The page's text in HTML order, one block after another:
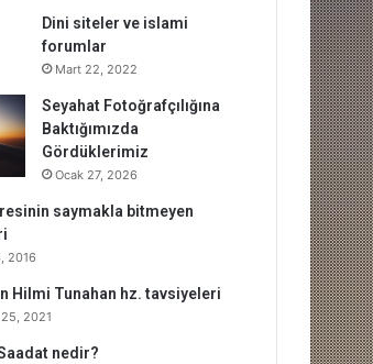
Dini siteler ve islami
forumlar
Mart 22, 2022
Seyahat Fotoğrafçılığına
Baktığımızda
Gördüklerimiz
Ocak 27, 2026
saymakla bitmeyen
2016
Hilmi Tunahan hz. tavsiyeleri
2021
nedir?